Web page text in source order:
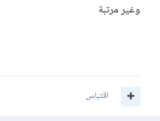
وغير مرتبة
اقتباس